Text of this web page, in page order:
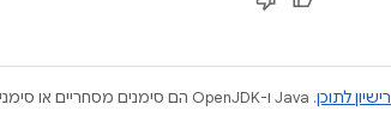
רישיון לתוכן